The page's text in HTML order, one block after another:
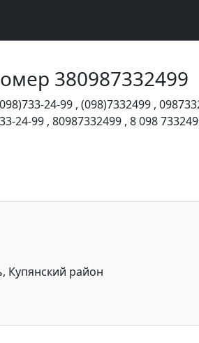
380987332499
24-99 , (098)7332499 ,
24-99 , 80987332499 , 8 098
Купянский район